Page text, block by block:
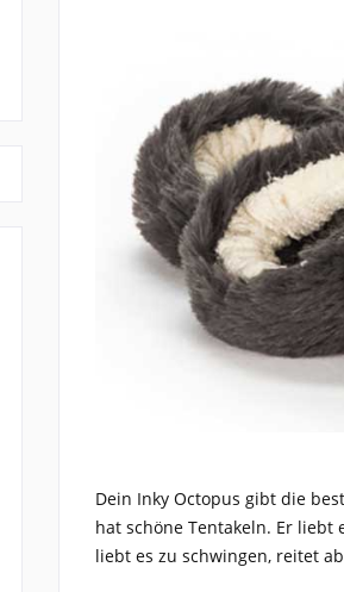
Dein Inky Octopus gibt die
hat schöne Tentakeln. Er liebt
liebt es zu schwingen, reitet